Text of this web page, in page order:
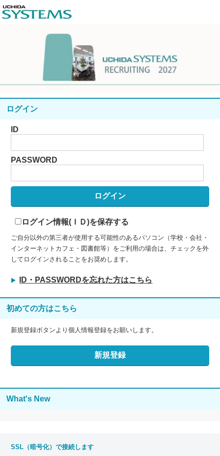
ログイン
ID
PASSWORD
ログイン情報(ＩＤ)を保存する
ご自分以外の第三者が使用する可能性のあるパソコン（学校・会社・
インターネットカフェ・図書館等）をご利用の場合は、チェックを外
してログインされることをお奨めします。
ID・PASSWORDを忘れた方はこちら
初めての方はこちら
新規登録ボタンより個人情報登録をお願いします。
What's New
SSL（暗号化）で接続します